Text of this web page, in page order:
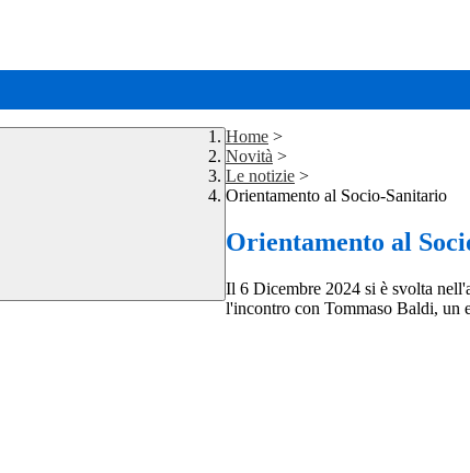
Home >
Novità >
Le notizie >
Orientamento al Socio-Sanitario
Orientamento al
Il 6 Dicembre 2024 si è svolta
l'incontro con Tommaso Baldi, un